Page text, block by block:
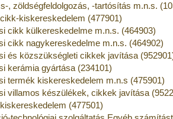
, zöldségfeldolgozás, -tartósítás m.n.s.
kiskereskedelem (477901)
cikk külkereskedelme m.n.s. (464903)
cikk nagykereskedelme m.n.s. (464902)
és közszükségleti cikkek javítása
kerámia gyártása (234101)
termék kiskereskedelem m.n.s (475901)
villamos készülékek, cikkek javítása
(477501)